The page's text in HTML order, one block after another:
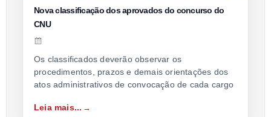
Nova classificação dos aprovados do concurso do
CNU
Os classificados deverão observar os
procedimentos, prazos e demais orientações dos
atos administrativos de convocação de cada cargo
Leia mais...